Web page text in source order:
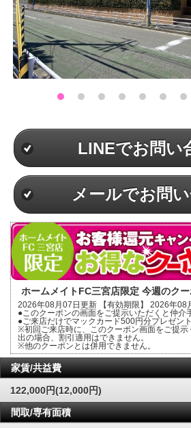
LINEでお問い
メールでお問
ホームメイトFC三宮店限定 今週のク
2026年08月07日更新 【有効期限】 2026年08
●このクーポンの画面をご提示いただくと仲介
●ご来店だけでマックカード500円分プレゼント
※初回ご来店時に、このクーポン画面をご提示
出の場合、割引適用はできません。
※他のクーポンとは併用できません。
家賃/共益費
122,000円(12,000円)
間取/専有面積